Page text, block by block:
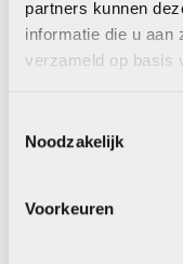
partners kunnen
informatie die u aan
verzameld op basis
Noodzakelijk
Voorkeuren
Jas / jack